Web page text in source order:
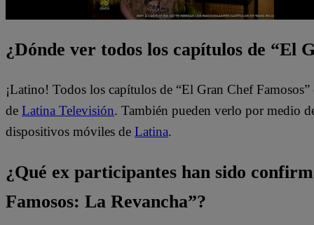
¿Dónde ver todos los capítulos de “El
¡Latino! Todos los capítulos de “El Gran Chef
de Latina Televisión. También pueden verlo por medio
dispositivos móviles de Latina.
¿Qué ex participantes han sido
Famosos: La Revancha”?